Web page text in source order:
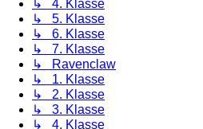
↳ 4. Klasse
↳ 5. Klasse
↳ 6. Klasse
↳ 7. Klasse
↳ Ravenclaw
↳ 1. Klasse
↳ 2. Klasse
↳ 3. Klasse
↳ 4. Klasse